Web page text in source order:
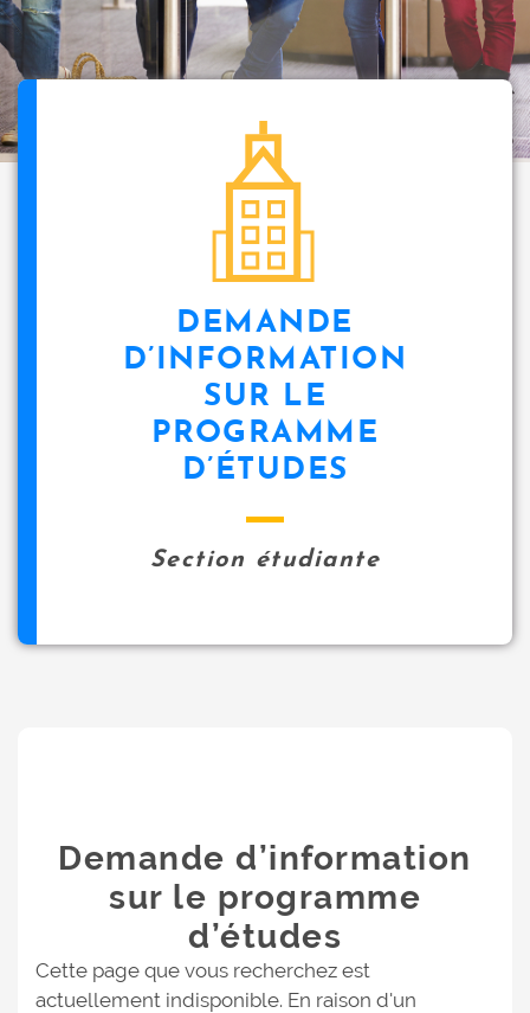
i
p
a
l
DEMANDE
D’INFORMATION
SUR LE
PROGRAMME
D’ÉTUDES
Section étudiante
Demande d’information
sur le programme
d’études
Cette page que vous recherchez est
actuellement indisponible. En raison d'un